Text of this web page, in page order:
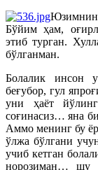
Бўйим ҳам,
этиб турган.
бўлганман.
Болалик инсон
беғубор, гул
уни ҳаёт
соғинасиз… яна
Аммо менинг бу
ўлжа бўлгани
учиб кетган
норозиман… шу